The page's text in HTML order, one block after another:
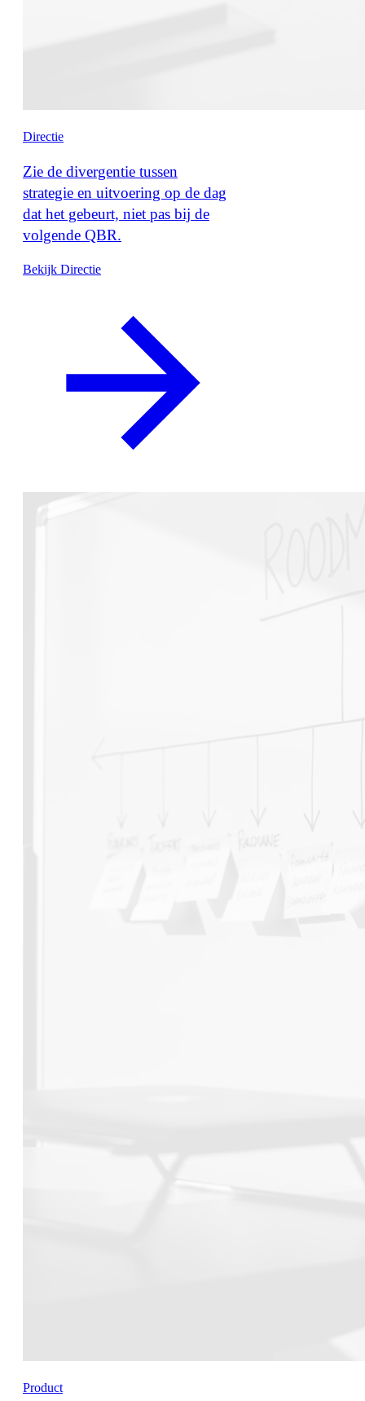
Directie
Zie de divergentie tussen
strategie en uitvoering op de dag
dat het gebeurt, niet pas bij de
volgende QBR.
Bekijk Directie
Product